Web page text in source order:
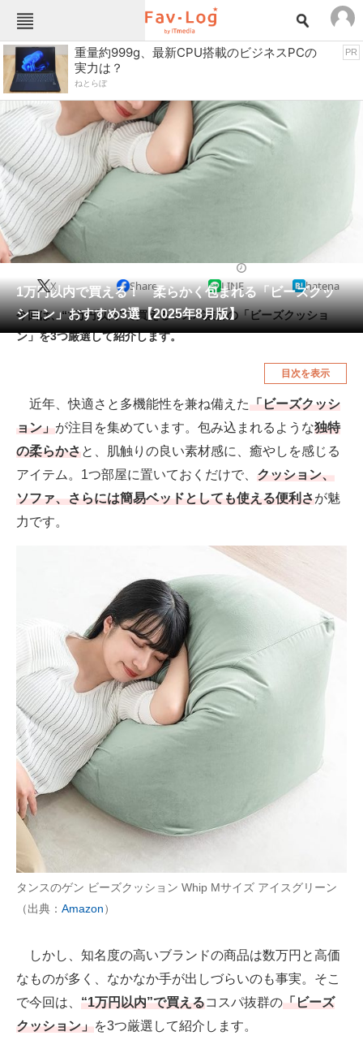
Fav-Logカテゴリー一覧
TOP
インテリア・収納 おもちゃ・ホビー
カメラ キッチン家電
キッチン用品 ゲーム
コンテンツ・サービス
スポーツ・レジャー
パソコン・タブレット
ペット 家電
工具・DIY 本・DVD・CD
釣り具・釣り用品 食品・飲料・お酒
食器・グラス・カトラリー
メディア
ITの今と未来を見通す
スマホと通信の最新トレンド
進化するPCとデバイスの未来
好きが集まる 比べて選べる
ビジネスと働き方のヒント
AI活用のいまが分かる
企業ITのトレンドを詳説
経営リーダーのコミュニティ
ITエンジニア向け専門サイト
IT製品の技術・比較・事例
製造業のIT導入・活用を支援
重量約999g、最新CPU搭載のビジネスPCの
実力は？
ねとらぼ
PR
1万円以内で買える！ 柔らかく包まれる「ビーズクッ
ション」おすすめ3選【2025年8月版】
X Share LINE hatena
今回は、“1万円以内”で買えるコスパ抜群の「ビーズクッショ
ン」を3つ厳選して紹介します。
目次を表示
近年、快適さと多機能性を兼ね備えた「ビーズクッシ
ョン」が注目を集めています。包み込まれるような独特
の柔らかさと、肌触りの良い素材感に、癒やしを感じる
アイテム。1つ部屋に置いておくだけで、 クッション、
ソファ、さらには簡易ベッドとしても使える便利さが魅
力です。
タンスのゲン ビーズクッション Whip Mサイズ アイスグリーン
（出典： Amazon）
しかし、知名度の高いブランドの商品は数万円と高価
なものが多く、なかなか手が出しづらいのも事実。そこ
で今回は、 “1万円以内”で買えるコスパ抜群の「ビーズ
クッション」を3つ厳選して紹介します。